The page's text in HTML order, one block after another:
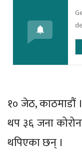
१० जेठ, काठमाडौं
थप ३६ जना
थपिएका छन् ।